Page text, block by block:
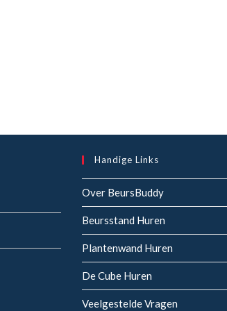
Handige Links
Over BeursBuddy
Beursstand Huren
Plantenwand Huren
De Cube Huren
Veelgestelde Vragen